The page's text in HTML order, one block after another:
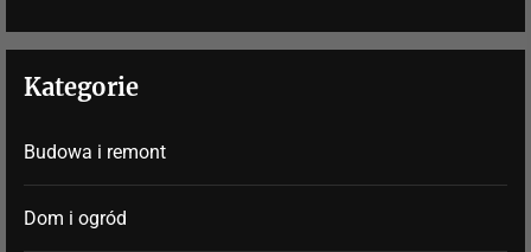
Kategorie
Budowa i remont
Dom i ogród